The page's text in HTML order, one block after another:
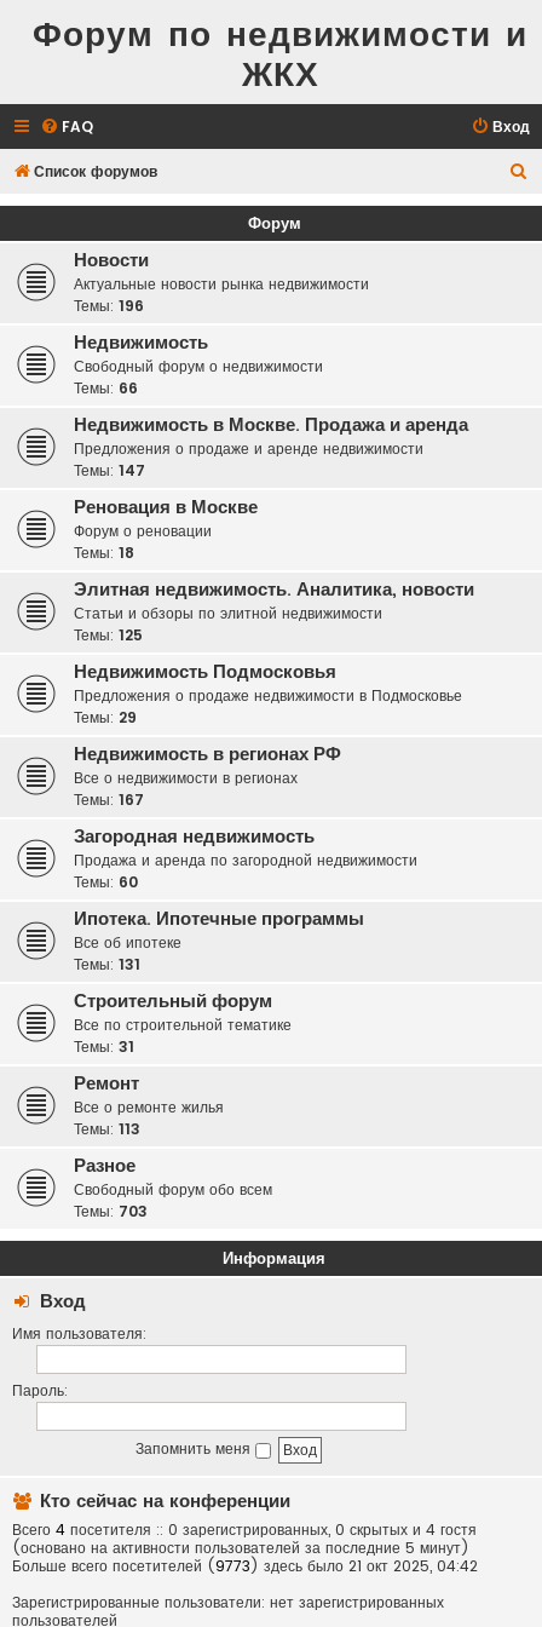
Форум по недвижимости и
ЖКХ
FAQ Вход
Список форумов
о
Форум
Новости
Актуальные новости рынка недвижимости
Темы: 196
Недвижимость
Свободный форум о недвижимости
Темы: 66
Недвижимость в Москве. Продажа и аренда
Предложения о продаже и аренде недвижимости
Темы: 147
Реновация в Москве
Форум о реновации
Темы: 18
Элитная недвижимость. Аналитика, новости
Статьи и обзоры по элитной недвижимости
Темы: 125
Недвижимость Подмосковья
Предложения о продаже недвижимости в Подмосковье
Темы: 29
Недвижимость в регионах РФ
Все о недвижимости в регионах
Темы: 167
Загородная недвижимость
Продажа и аренда по загородной недвижимости
Темы: 60
Ипотека. Ипотечные программы
Все об ипотеке
Темы: 131
Строительный форум
Все по строительной тематике
Темы: 31
Ремонт
Все о ремонте жилья
Темы: 113
Разное
Свободный форум обо всем
Темы: 703
Информация
Вход
Имя пользователя:
Пароль:
Запомнить меня
Кто сейчас на конференции
Всего 4 посетителя :: 0 зарегистрированных, 0 скрытых и 4 гостя
(основано на активности пользователей за последние 5 минут)
Больше всего посетителей (9773) здесь было 21 окт 2025, 04:42
Зарегистрированные пользователи: нет зарегистрированных
пользователей